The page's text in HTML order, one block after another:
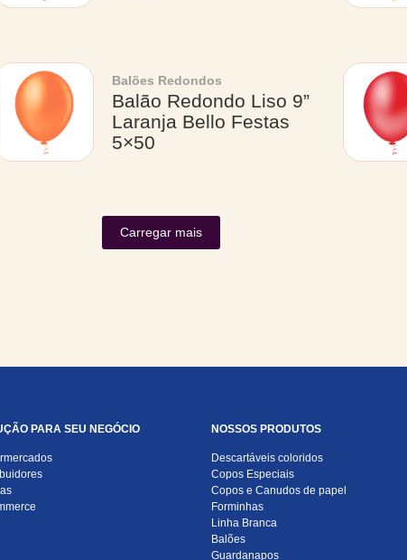
Balões Redondos
Balão Redondo Liso 9”
Laranja Bello Festas
5×50
Carregar mais
PARA SEU NEGÓCIO NOSSOS PRODUTOS
Descartáveis coloridos
Copos Especiais
Copos e Canudos de papel
Forminhas
Linha Branca
Balões
Guardanapos